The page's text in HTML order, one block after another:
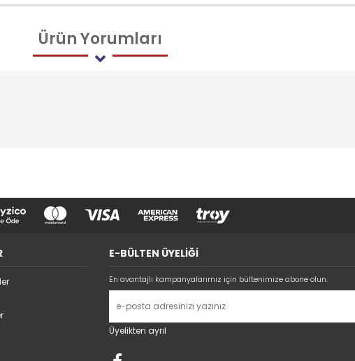
ÜrünYorumları
E-BÜLTEN ÜYELİĞİ
En avantajlı kampanyalarımız için bültenimize abone olun.
Üyelikten ayrıl